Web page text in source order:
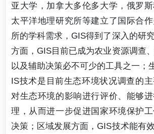
亚大学，加拿大多伦多大学，俄罗
太平洋地理研究所等建立了国际合
所的学科需求，GIS得到了深入的研
方面，GIS目前已成为农业资源调查
以及辅助决策必不可少的工具之一；
IS技术是目前生态环境状况调查的
对生态环境的影响进行评价、能够
理，从而进一步促进国家环境保护
决策；区域发展方面，GIS技术能有